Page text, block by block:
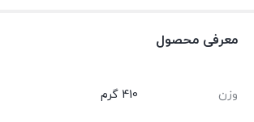
معرفی محصول
وزن 410 گرم